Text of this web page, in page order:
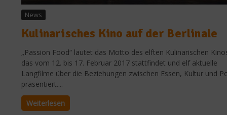
News
Kulinarisches Kino auf der Berlinale
„Passion Food“ lautet das Motto des elften Kulinarischen
das vom 12. bis 17. Februar 2017 stattfindet und elf aktuelle
Langfilme über die Beziehungen zwischen Essen, Kultur und
präsentiert....
Weiterlesen